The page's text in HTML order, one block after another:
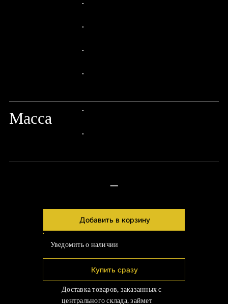
Масса
—
Добавить в корзину
Уведомить о наличии
Купить сразу
Доставка товаров, заказанных с
центрального склада, займет